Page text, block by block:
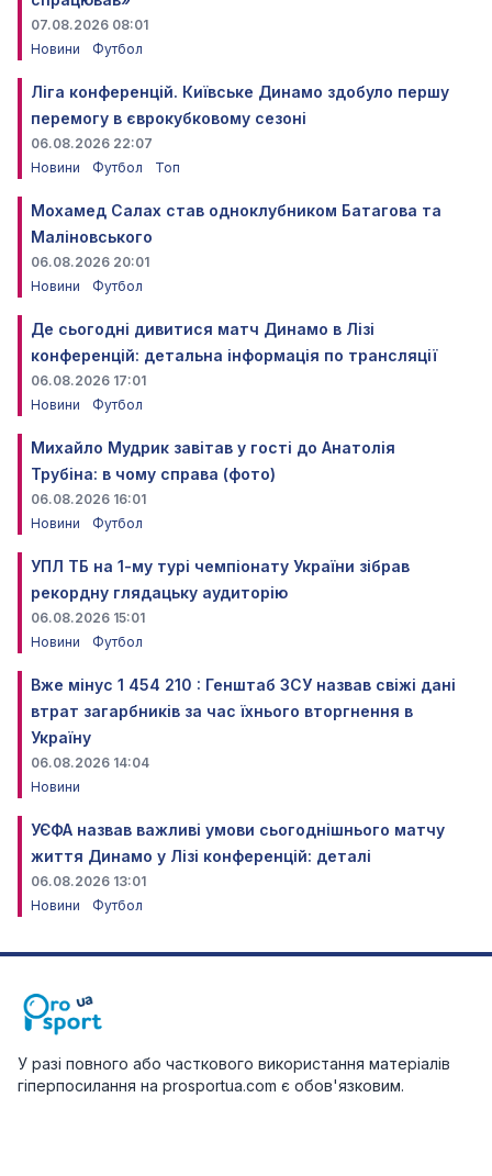
07.08.2026 08:01
Новини
Футбол
Ліга конференцій. Київське Динамо здобуло першу
перемогу в єврокубковому сезоні
06.08.2026 22:07
Новини
Футбол Топ
Мохамед Салах став одноклубником Батагова та
Маліновського
06.08.2026 20:01
Новини
Футбол
Де сьогодні дивитися матч Динамо в Лізі
конференцій: детальна інформація по трансляції
06.08.2026 17:01
Новини
Футбол
Михайло Мудрик завітав у гості до Анатолія
Трубіна: в чому справа (фото)
06.08.2026 16:01
Новини
Футбол
УПЛ ТБ на 1-му турі чемпіонату України зібрав
рекордну глядацьку аудиторію
06.08.2026 15:01
Новини
Футбол
Вже мінус 1 454 210 : Генштаб ЗСУ назвав свіжі дані
втрат загарбників за час їхнього вторгнення в
Україну
06.08.2026 14:04
Новини
УЄФА назвав важливі умови сьогоднішнього матчу
життя Динамо у Лізі конференцій: деталі
06.08.2026 13:01
Новини
Футбол
У разі повного або часткового використання матеріалів
гіперпосилання на prosportua.com є обов'язковим.